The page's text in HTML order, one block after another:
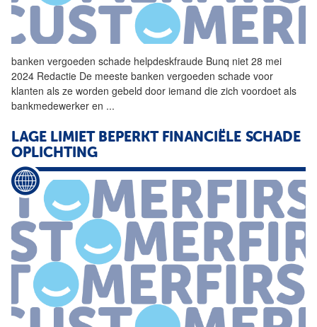
banken vergoeden schade helpdeskfraude Bunq niet 28 mei
2024 Redactie De meeste banken vergoeden schade voor
klanten als ze worden gebeld door iemand die zich voordoet als
bankmedewerker en ...
LAGE LIMIET BEPERKT FINANCIËLE SCHADE
OPLICHTING